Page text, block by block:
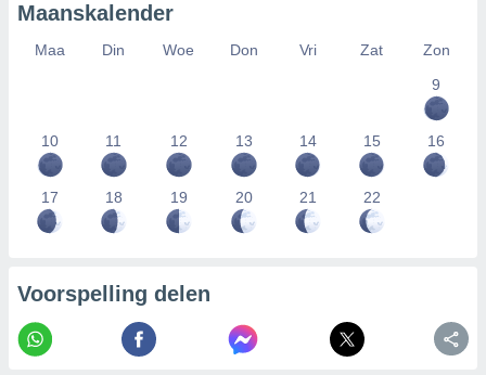
Maanskalender
Maa Din Woe Don Vri Zat
Zon
9
10 11 12 13 14 15 16
17 18 19 20 21 22
Voorspelling delen